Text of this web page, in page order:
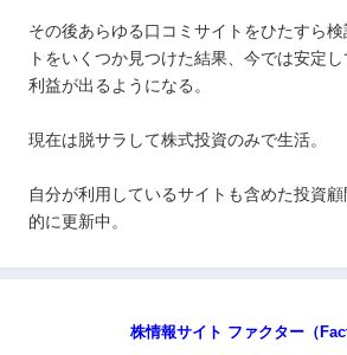
その後あらゆる口コミサイトをひたすら
トをいくつか見つけた結果、今では安定
利益が出るようになる。
現在は脱サラして株式投資のみで生活。
自分が利用しているサイトも含めた投資
的に更新中。
株情報サイト ファクター（